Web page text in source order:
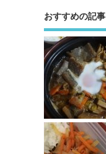
おすすめの記事